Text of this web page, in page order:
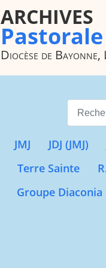
ARCHIVES
Diocèse de
Valider
JMJ JDJ (JMJ)
Terre Sainte
Groupe Diaconia